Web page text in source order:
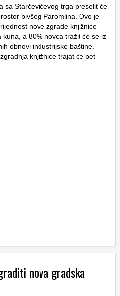
sa Starčevićevog trga preselit će
bivšeg Paromlina. Ovo je
nove zgrade knjižnice
kuna, a 80% novca tražit će se iz
obnovi industrijske baštine.
knjižnice trajat će pet
nova gradska